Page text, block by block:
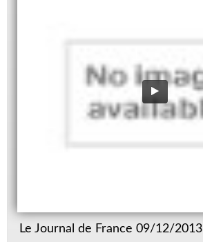
Le Journal de France 09/12/2013